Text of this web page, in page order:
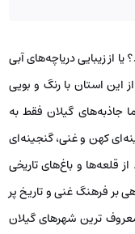
از زیبایی دریاچه‌های آبی
این استان با رنگ و بویی
جاذبه‌های گیلان فقط به
کهن و غنی، گنجینه‌ای
از قلعه‌ها و باغ‌های تاریخی
بر فرهنگ غنی و تاریخ پر
ترین شهرهای گیلان